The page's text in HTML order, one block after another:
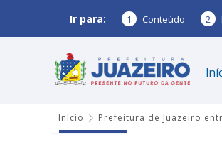
Ir para: 1 Conteúdo 2
Início Prefeitura de Juazeiro